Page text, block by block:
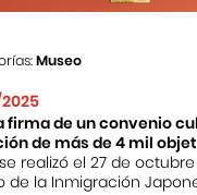
Museo
firma de un convenio
de más de 4 mil
realizó el 27 de
de la Inmigración